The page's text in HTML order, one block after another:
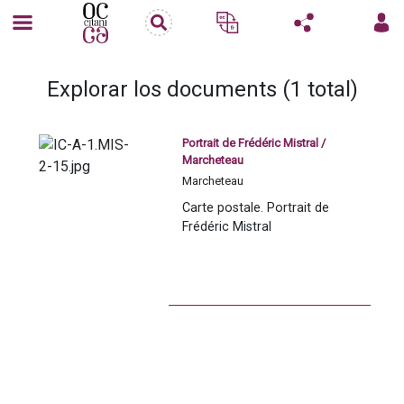
Explorar los documents (1 total)
Portrait de Frédéric Mistral /
Marcheteau
Marcheteau
Carte postale. Portrait de
Frédéric Mistral